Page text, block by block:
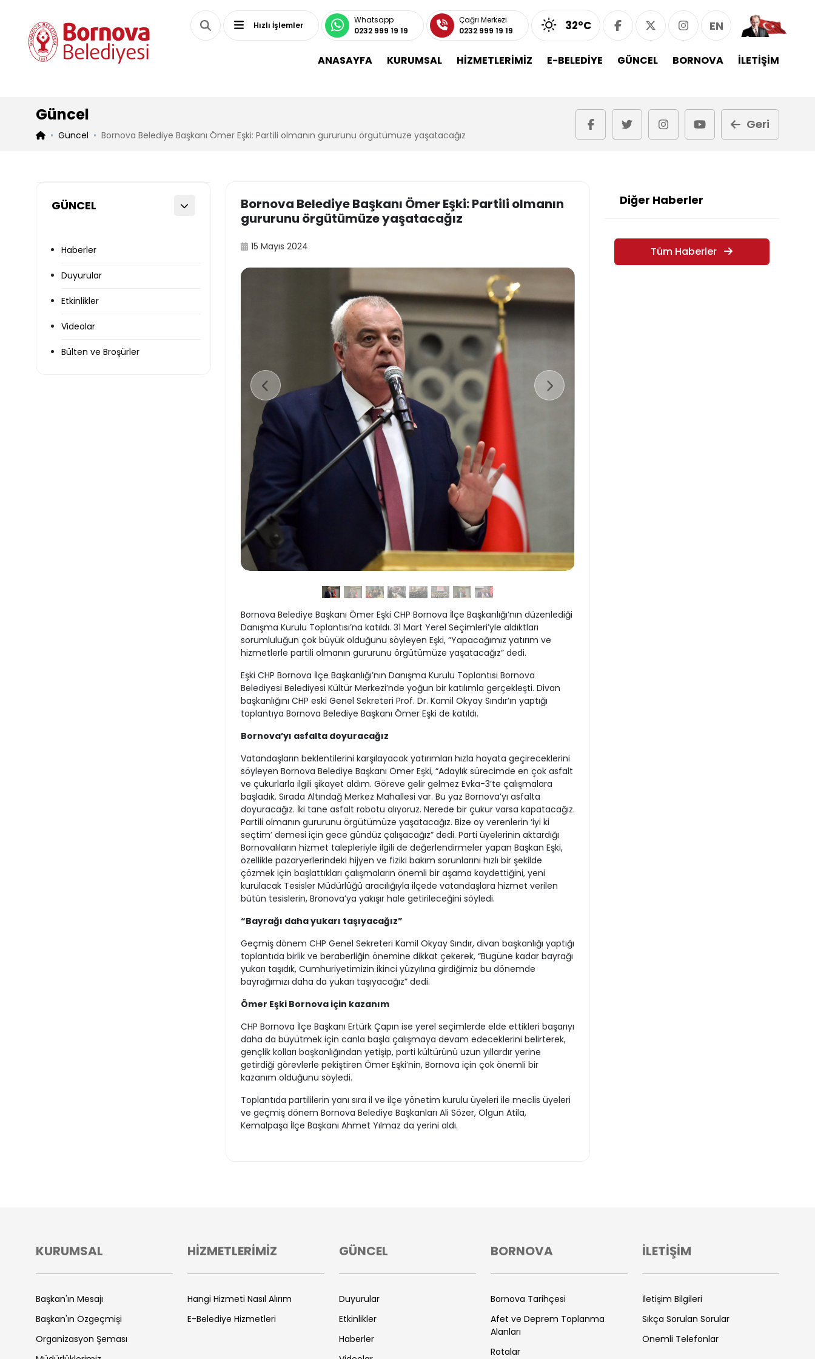
Hızlı İşlemler
Whatsapp
0232 999 19 19
Çağrı Merkezi
0232 999 19 19
32°C EN
ANASAYFA KURUMSAL HİZMETLERİMİZ E-BELEDİYE GÜNCEL BORNOVA İLETİŞİM
Güncel
Güncel Bornova Belediye Başkanı Ömer Eşki: Partili olmanın gururunu örgütümüze yaşatacağız
Geri
GÜNCEL
Haberler
Duyurular
Etkinlikler
Videolar
Bülten ve Broşürler
Bornova Belediye Başkanı Ömer Eşki: Partili olmanın
gururunu örgütümüze yaşatacağız
15 Mayıs 2024
Bornova Belediye Başkanı Ömer Eşki CHP Bornova İlçe Başkanlığı’nın düzenlediği
Danışma Kurulu Toplantısı’na katıldı. 31 Mart Yerel Seçimleri’yle aldıktları
sorumluluğun çok büyük olduğunu söyleyen Eşki, “Yapacağımız yatırım ve
hizmetlerle partili olmanın gururunu örgütümüze yaşatacağız” dedi.
Eşki CHP Bornova İlçe Başkanlığı’nın Danışma Kurulu Toplantısı Bornova
Belediyesi Belediyesi Kültür Merkezi’nde yoğun bir katılımla gerçekleşti. Divan
başkanlığını CHP eski Genel Sekreteri Prof. Dr. Kamil Okyay Sındır’ın yaptığı
toplantıya Bornova Belediye Başkanı Ömer Eşki de katıldı.
Bornova’yı asfalta doyuracağız
Vatandaşların beklentilerini karşılayacak yatırımları hızla hayata geçireceklerini
söyleyen Bornova Belediye Başkanı Ömer Eşki, “Adaylık sürecimde en çok asfalt
ve çukurlarla ilgili şikayet aldım. Göreve gelir gelmez Evka-3’te çalışmalara
başladık. Sırada Altındağ Merkez Mahallesi var. Bu yaz Bornova’yı asfalta
doyuracağız. İki tane asfalt robotu alıyoruz. Nerede bir çukur varsa kapatacağız.
Partili olmanın gururunu örgütümüze yaşatacağız. Bize oy verenlerin ‘iyi ki
seçtim’ demesi için gece gündüz çalışacağız” dedi. Parti üyelerinin aktardığı
Bornovalıların hizmet talepleriyle ilgili de değerlendirmeler yapan Başkan Eşki,
özellikle pazaryerlerindeki hijyen ve fiziki bakım sorunlarını hızlı bir şekilde
çözmek için başlattıkları çalışmaların önemli bir aşama kaydettiğini, yeni
kurulacak Tesisler Müdürlüğü aracılığıyla ilçede vatandaşlara hizmet verilen
bütün tesislerin, Bronova’ya yakışır hale getirileceğini söyledi.
“Bayrağı daha yukarı taşıyacağız”
Geçmiş dönem CHP Genel Sekreteri Kamil Okyay Sındır, divan başkanlığı yaptığı
toplantıda birlik ve beraberliğin önemine dikkat çekerek, “Bugüne kadar bayrağı
yukarı taşıdık, Cumhuriyetimizin ikinci yüzyılına girdiğimiz bu dönemde
bayrağımızı daha da yukarı taşıyacağız” dedi.
Ömer Eşki Bornova için kazanım
CHP Bornova İlçe Başkanı Ertürk Çapın ise yerel seçimlerde elde ettikleri başarıyı
daha da büyütmek için canla başla çalışmaya devam edeceklerini belirterek,
gençlik kolları başkanlığından yetişip, parti kültürünü uzun yıllardır yerine
getirdiği görevlerle pekiştiren Ömer Eşki’nin, Bornova için çok önemli bir
kazanım olduğunu söyledi.
Toplantıda partililerin yanı sıra il ve ilçe yönetim kurulu üyeleri ile meclis üyeleri
ve geçmiş dönem Bornova Belediye Başkanları Ali Sözer, Olgun Atila,
Kemalpaşa İlçe Başkanı Ahmet Yılmaz da yerini aldı.
Diğer Haberler
Tüm Haberler
KURUMSAL
Başkan'ın Mesajı
Başkan'ın Özgeçmişi
Organizasyon Şeması
HİZMETLERİMİZ
Hangi Hizmeti Nasıl Alırım
E-Belediye Hizmetleri
GÜNCEL
Duyurular
Etkinlikler
Haberler
BORNOVA
Bornova Tarihçesi
Afet ve Deprem Toplanma
Alanları
Rotalar
İLETİŞİM
İletişim Bilgileri
Sıkça Sorulan Sorular
Önemli Telefonlar